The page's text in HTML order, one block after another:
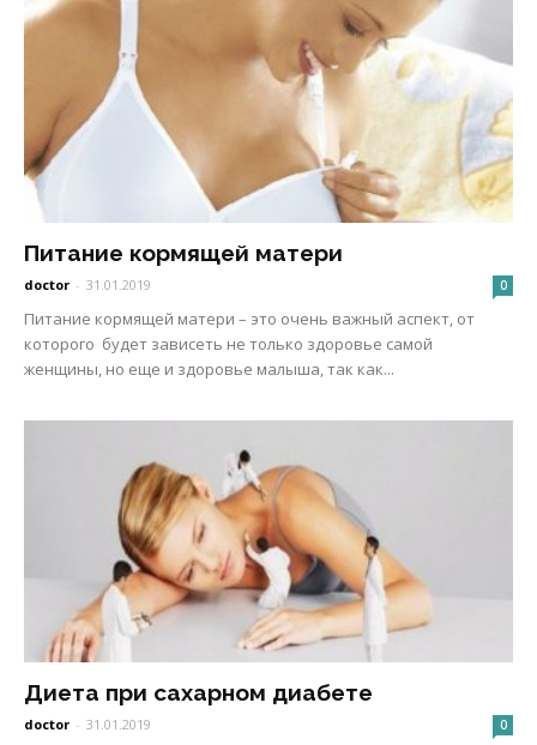
Питание кормящей матери
doctor - 31.01.2019 0
Питание кормящей матери – это очень важный аспект, от
которого будет зависеть не только здоровье самой
женщины, но еще и здоровье малыша, так как...
Диета при сахарном диабете
doctor - 31.01.2019 0